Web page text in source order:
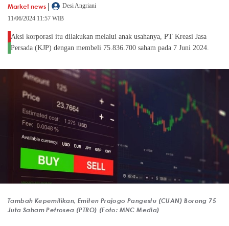
Market news |
Desi Angriani
11/06/2024 11:57 WIB
Aksi korporasi itu dilakukan melalui anak usahanya, PT Kreasi Jasa
Persada (KJP) dengan membeli 75.836.700 saham pada 7 Juni 2024.
Tambah Kepemilikan, Emiten Prajogo Pangestu (CUAN) Borong 75
Juta Saham Petrosea (PTRO) (Foto: MNC Media)